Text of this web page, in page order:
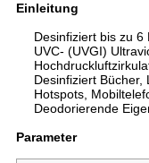
Einleitung
Desinfiziert bis zu 6
UVC- (UVGI)
Desinfiziert Bücher,
Hotspots,
Deodorierende
Parameter